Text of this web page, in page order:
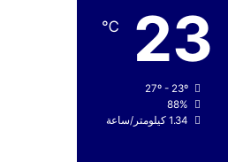
23
℃
88%
1.34 كيلومتر/ساعة